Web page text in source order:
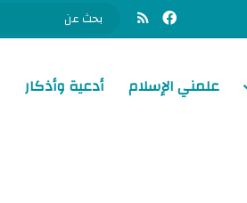
فيسبوكملخص الموقع RSS
علمني الإسلام أدعية وأذكار